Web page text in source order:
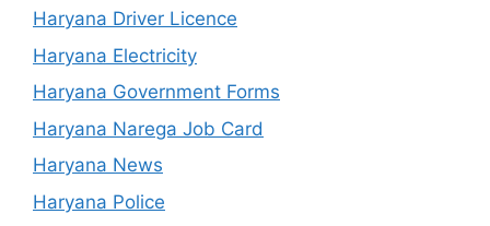
Haryana Driver Licence
Haryana Electricity
Haryana Government Forms
Haryana Narega Job Card
Haryana News
Haryana Police